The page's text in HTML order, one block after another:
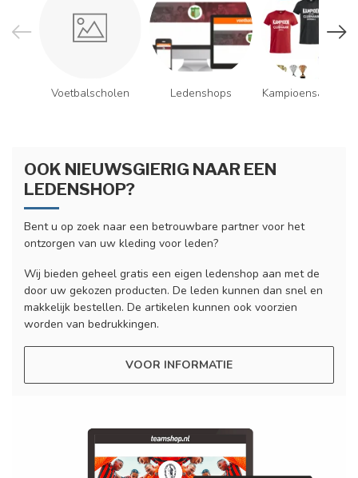
Voetbalscholen Ledenshops
OOK NIEUWSGIERIG NAAR EEN
LEDENSHOP?
Bent u op zoek naar een betrouwbare partner voor het
ontzorgen van uw kleding voor leden?
Wij bieden geheel gratis een eigen ledenshop aan met de
door uw gekozen producten. De leden kunnen dan snel en
makkelijk bestellen. De artikelen kunnen ook voorzien
worden van bedrukkingen.
VOOR INFORMATIE